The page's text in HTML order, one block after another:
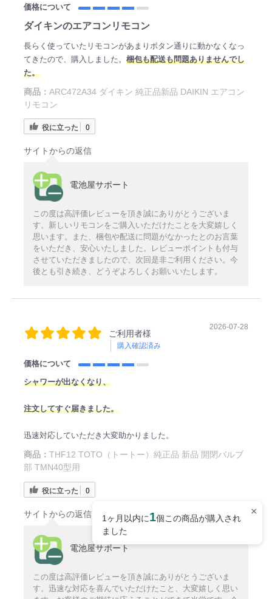
×
1ヶ月以内に1個この商品が購入され
ました
価格について
ダイキンのエアコンリモコン
長らく使っていたリモコンがあまりボタン通りに動かなくなっ
てきたので、購入しました。 梱包も配送も問題ありませんでし
た。
商品： ARC472A34 ダイキン 純正品新品 DAIKIN エアコン
リモコン
役に立った 0
サイトからの返信
電池屋サポート
この度は高評価レビューを頂き誠にありがとうございま
す。新しいリモコンをご購入いただけたことを大変嬉しく
思います。また、梱包や配送に問題がなかったとのお言葉
をいただき、安心いたしました。レビューポイントも付与
させていただきましたので、次回是非ご利用ください。今
後とも引き続き、どうぞよろしくお願いいたします。
ご利用者様
購入確認済み
2026-07-28
価格について
シャワーが出なくなり、
注文してすぐ届きました。
迅速対応していただき大変助かりました。
商品： THF12 TOTO（トートー）純正品 新品 開閉バルブ
部 TMN40型用
役に立った 0
サイトからの返信
電池屋サポート
この度は高評価レビューを頂き誠にありがとうございま
す。迅速な対応を喜んでいただけたこと、大変嬉しく思い